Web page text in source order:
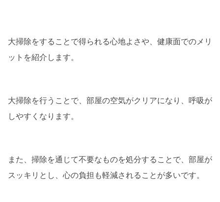
大掃除をすることで得られる心地よさや、健康面でのメリ
ットを紹介します。
大掃除を行うことで、部屋の空気がクリアになり、呼吸が
しやすくなります。
また、掃除を通じて不要なものを処分することで、部屋が
スッキリとし、心の負担も軽減されることが多いです。